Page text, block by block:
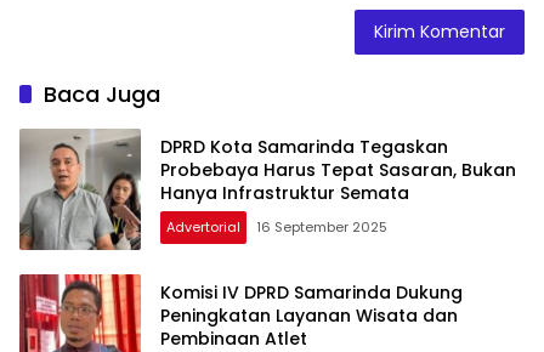
Baca Juga
DPRD Kota Samarinda Tegaskan
Probebaya Harus Tepat Sasaran, Bukan
Hanya Infrastruktur Semata
Advertorial 16 September 2025
Komisi IV DPRD Samarinda Dukung
Peningkatan Layanan Wisata dan
Pembinaan Atlet